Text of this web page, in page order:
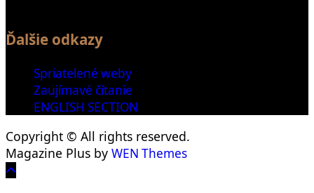
Ďalšie odkazy
Spriatelené weby
Zaujímavé čítanie
ENGLISH SECTION
Copyright © All rights reserved.
Magazine Plus by WEN Themes